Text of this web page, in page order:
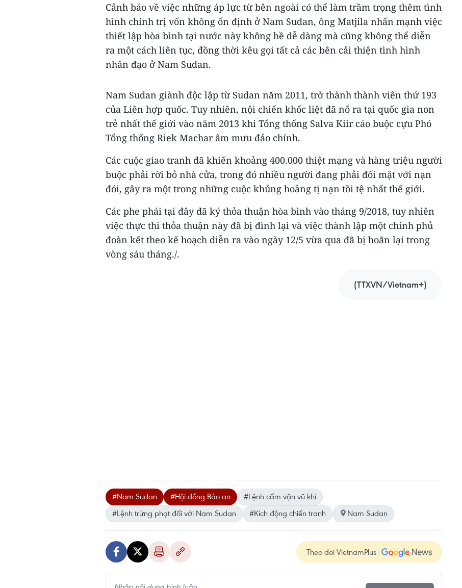
Cảnh báo về việc những áp lực từ bên ngoài có thể làm trầm trọng thêm tình
hình chính trị vốn không ổn định ở Nam Sudan, ông Matjila nhấn mạnh việc
thiết lập hòa bình tại nước này không hề dễ dàng mà cũng không thể diễn
ra một cách liên tục, đồng thời kêu gọi tất cả các bên cải thiện tình hình
nhân đạo ở Nam Sudan.
Nam Sudan giành độc lập từ Sudan năm 2011, trở thành thành viên thứ 193
của Liên hợp quốc. Tuy nhiên, nội chiến khốc liệt đã nổ ra tại quốc gia non
trẻ nhất thế giới vào năm 2013 khi Tổng thống Salva Kiir cáo buộc cựu Phó
Tổng thống Riek Machar âm mưu đảo chính.
Các cuộc giao tranh đã khiến khoảng 400.000 thiệt mạng và hàng triệu người
buộc phải rời bỏ nhà cửa, trong đó nhiều người đang phải đối mặt với nạn
đói, gây ra một trong những cuộc khủng hoảng tị nạn tồi tệ nhất thế giới.
Các phe phái tại đây đã ký thỏa thuận hòa bình vào tháng 9/2018, tuy nhiên
việc thực thi thỏa thuận này đã bị đình lại và việc thành lập một chính phủ
đoàn kết theo kế hoạch diễn ra vào ngày 12/5 vừa qua đã bị hoãn lại trong
vòng sáu tháng./.
(TTXVN/Vietnam+)
#Nam Sudan #Hội đồng Bảo an
#Lệnh cấm vận vũ khí
#Lệnh trừng phạt đối với Nam Sudan
#Kích động chiến tranh Nam Sudan
Theo dõi VietnamPlus